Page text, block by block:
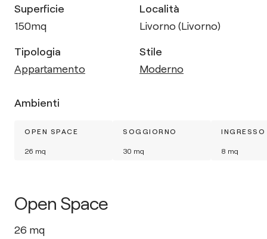
Superficie
150mq
Località
Livorno (Livorno)
Tipologia
Appartamento
Stile
Moderno
Ambienti
OPEN SPACE
26 mq
SOGGIORNO
30 mq
INGRESSO
8 mq
Open Space
26 mq